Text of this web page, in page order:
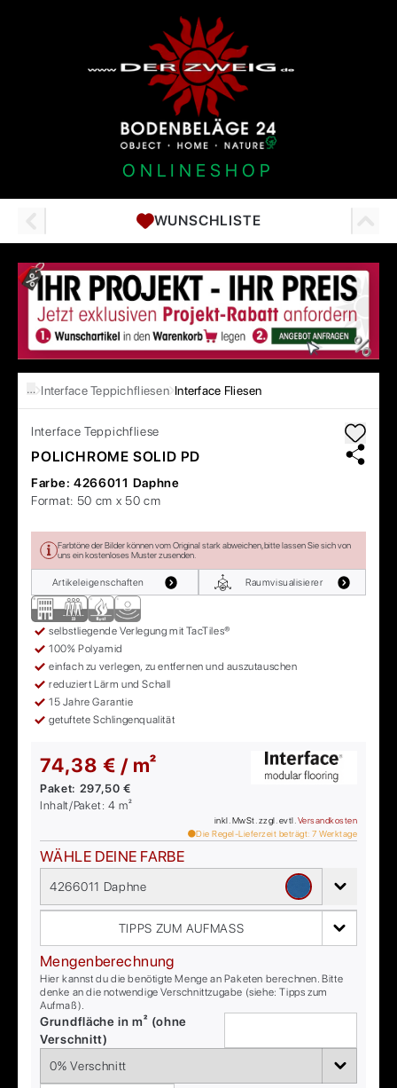
ONLINESHOP
WUNSCHLISTE
… Interface Teppichfliesen Interface Fliesen
Interface Teppichfliese
POLICHROME SOLID PD
Farbe: 4266011 Daphne
Format: 50 cm x 50 cm
Farbtöne der Bilder können vom Original stark abweichen, bitte lassen Sie sich von
uns ein kostenloses Muster zusenden.
Artikeleigenschaften Raumvisualisierer
selbstliegende Verlegung mit TacTiles®
100% Polyamid
einfach zu verlegen, zu entfernen und auszutauschen
reduziert Lärm und Schall
15 Jahre Garantie
getuftete Schlingenqualität
74,38 € / m²
Paket: 297,50 €
Inhalt/Paket:4 m²
inkl. MwSt. zzgl. evtl. Versandkosten
Die Regel-Lieferzeit beträgt: 7 Werktage
WÄHLE DEINE FARBE
4266011 Daphne
TIPPS ZUM AUFMASS
Mengenberechnung
Hier kannst du die benötigte Menge an Paketen berechnen. Bitte
denke an die notwendige Verschnittzugabe (siehe: Tipps zum
Aufmaß).
Grundfläche in m² (ohne
Verschnitt)